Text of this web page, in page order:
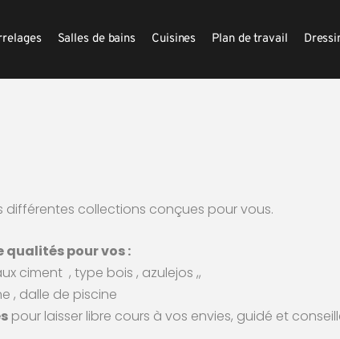
Salles de bains Cuisines Plan de travail
différentes collections conçues pour vous.
qualités pour vos :
ciment , type bois , azulejos ,,
, dalle de piscine
pour laisser libre cours à vos envies, guidé et